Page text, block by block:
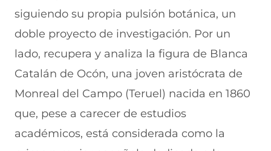
siguiendo su propia pulsión botánica, un
doble proyecto de investigación. Por un
lado, recupera y analiza la figura de Blanca
Catalán de Ocón, una joven aristócrata de
Monreal del Campo (Teruel) nacida en 1860
que, pese a carecer de estudios
académicos, está considerada como la